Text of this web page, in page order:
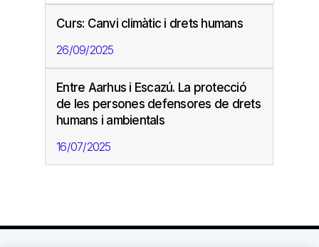
Curs: Canvi climàtic i drets humans
26/09/2025
Entre Aarhus i Escazú. La protecció
de les persones defensores de drets
humans i ambientals
16/07/2025